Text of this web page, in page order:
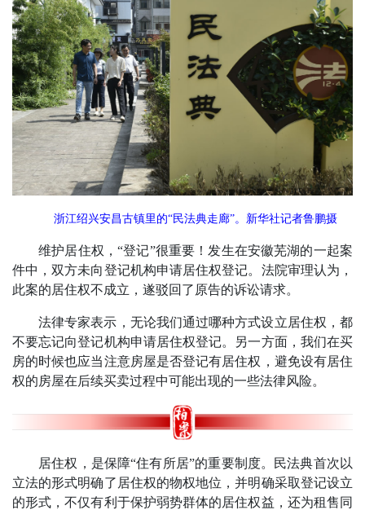
浙江绍兴安昌古镇里的“民法典走廊”。新华社记者鲁鹏摄
维护居住权，“登记”很重要！发生在安徽芜湖的一起案
件中，双方未向登记机构申请居住权登记。法院审理认为，
此案的居住权不成立，遂驳回了原告的诉讼请求。
法律专家表示，无论我们通过哪种方式设立居住权，都
不要忘记向登记机构申请居住权登记。另一方面，我们在买
房的时候也应当注意房屋是否登记有居住权，避免设有居住
权的房屋在后续买卖过程中可能出现的一些法律风险。
居住权，是保障“住有所居”的重要制度。民法典首次以
立法的形式明确了居住权的物权地位，并明确采取登记设立
的形式，不仅有利于保护弱势群体的居住权益，还为租售同